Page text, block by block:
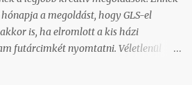
a megoldást, hogy GLS-el
is, ha elromlott a kis házi
futárcimkét nyomtatni. Véletlenül